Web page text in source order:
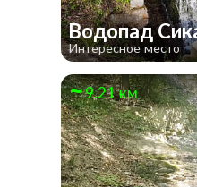
Водопад
Интересное место
9.21 км